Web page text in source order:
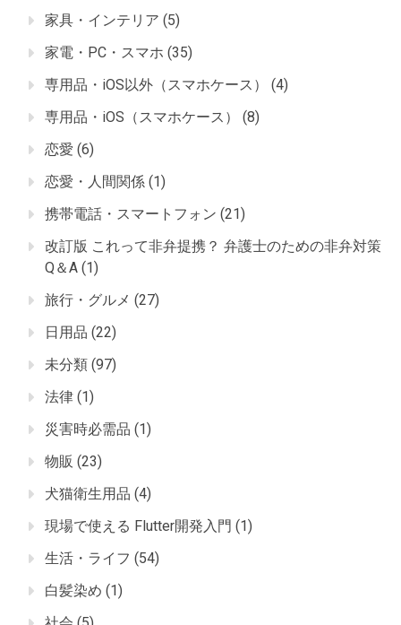
家具・インテリア (5)
家電・PC・スマホ (35)
専用品・iOS以外（スマホケース）
(4)
専用品・iOS（スマホケース）
(8)
恋愛 (6)
恋愛・人間関係 (1)
携帯電話・スマートフォン (21)
改訂版 これって非弁提携？ 弁護士のための非弁対策
Q＆A (1)
旅行・グルメ (27)
日用品 (22)
未分類 (97)
法律 (1)
災害時必需品 (1)
物販 (23)
犬猫衛生用品 (4)
現場で使える Flutter開発入門 (1)
生活・ライフ (54)
白髪染め (1)